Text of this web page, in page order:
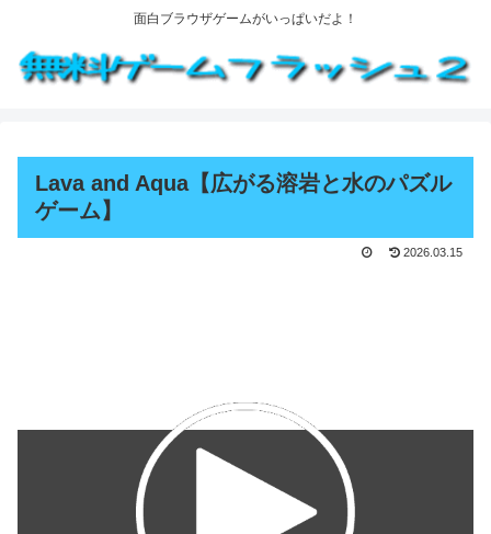
面白ブラウザゲームがいっぱいだよ！
Lava and Aqua【広がる溶岩と水のパズル
ゲーム】
2026.03.15